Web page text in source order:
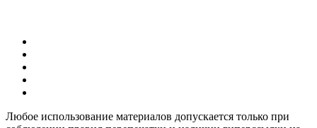
Любое использование материалов допускается только при